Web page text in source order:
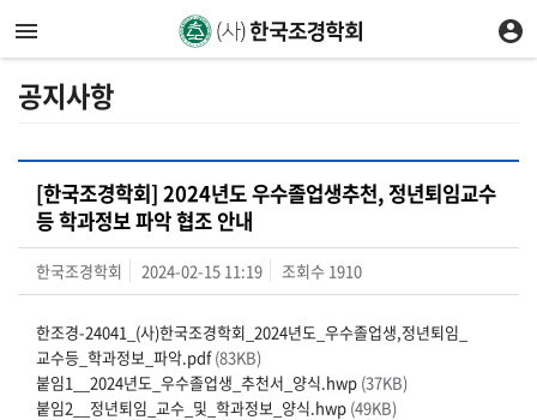
공지사항
[한국조경학회] 2024년도 우수졸업생추천, 정년퇴임교수
등 학과정보 파악 협조 안내
한국조경학회 2024-02-15 11:19 조회수 1910
한조경-24041_(사)한국조경학회_2024년도_우수졸업생,정년퇴임_
교수등_학과정보_파악.pdf(83KB)
붙임1__2024년도_우수졸업생_추천서_양식.hwp (37KB)
붙임2__정년퇴임_교수_및_학과정보_양식.hwp (49KB)